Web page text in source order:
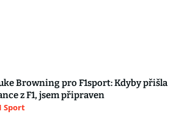
Browning pro F1sport: Kdyby přišla
z F1, jsem připraven
Sport